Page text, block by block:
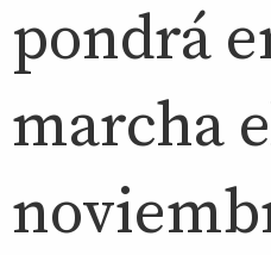
pondrá
marcha